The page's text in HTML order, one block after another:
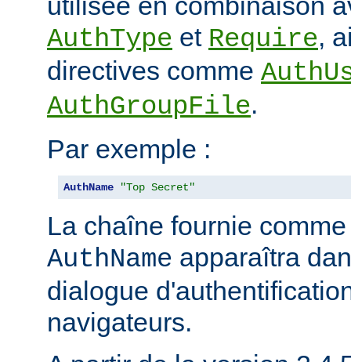
AuthType et Require,
directives comme
AuthGroupFile.
Par exemple :
AuthName "Top Secret"
La chaîne fournie
AuthName apparaîtra
dialogue
navigateurs.